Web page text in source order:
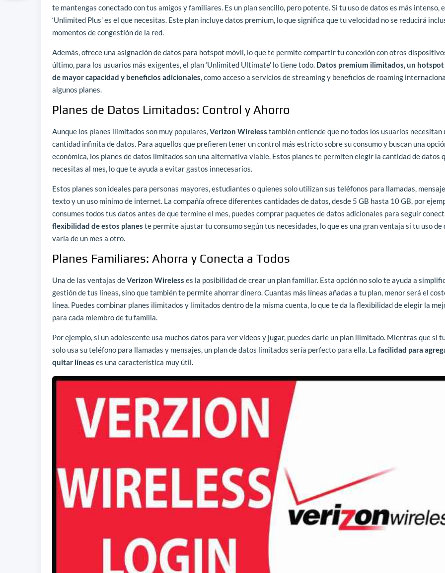
te mantengas conectado con tus amigos y familiares. Es un plan sencillo, pero potente. Si tu uso de datos es más intenso,
‘Unlimited Plus’ es el que necesitas. Este plan incluye datos premium, lo que significa que tu velocidad no se reducirá
momentos de congestión de la red.
Además, ofrece una asignación de datos para hotspot móvil, lo que te permite compartir tu conexión con otros
último, para los usuarios más exigentes, el plan ‘Unlimited Ultimate’ lo tiene todo. Datos premium ilimitados, un
de mayor capacidad y beneficios adicionales , como acceso a servicios de streaming y beneficios de roaming
algunos planes.
Planes de Datos Limitados: Control y Ahorro
Aunque los planes ilimitados son muy populares, Verizon Wireless también entiende que no todos los usuarios necesitan
cantidad infinita de datos. Para aquellos que prefieren tener un control más estricto sobre su consumo y buscan una
económica, los planes de datos limitados son una alternativa viable. Estos planes te permiten elegir la cantidad de datos
necesitas al mes, lo que te ayuda a evitar gastos innecesarios.
Estos planes son ideales para personas mayores, estudiantes o quienes solo utilizan sus teléfonos para llamadas,
texto y un uso mínimo de internet. La compañía ofrece diferentes cantidades de datos, desde 5 GB hasta 10 GB, por
consumes todos tus datos antes de que termine el mes, puedes comprar paquetes de datos adicionales para seguir
flexibilidad de estos planes te permite ajustar tu consumo según tus necesidades, lo que es una gran ventaja si tu uso de
varía de un mes a otro.
Planes Familiares: Ahorra y Conecta a Todos
Una de las ventajas deVerizon Wireless es la posibilidad de crear un plan familiar. Esta opción no solo te ayuda a
gestión de tus líneas, sino que también te permite ahorrar dinero. Cuantas más líneas añadas a tu plan, menor será el
línea. Puedes combinar planes ilimitados y limitados dentro de la misma cuenta, lo que te da la flexibilidad de elegir la
para cada miembro de tu familia.
Por ejemplo, si un adolescente usa muchos datos para ver videos y jugar, puedes darle un plan ilimitado. Mientras que si
solo usa su teléfono para llamadas y mensajes, un plan de datos limitados sería perfecto para ella. La facilidad para
quitar líneas es una característica muy útil.